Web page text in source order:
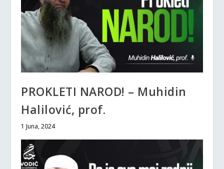
PROKLETI NAROD! – Muhidin
Halilović, prof.
1 Juna, 2024